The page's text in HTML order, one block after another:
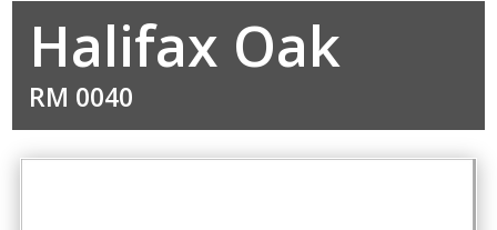
Halifax Oak
RM 0040